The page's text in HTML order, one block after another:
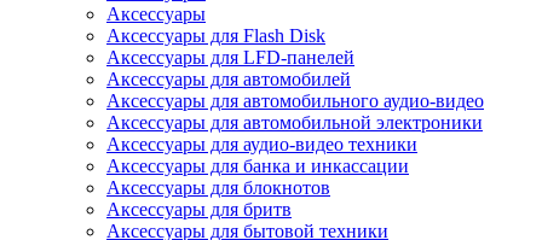
Аксессуары
Аксессуары для Flash Disk
Аксессуары для LFD-панелей
Аксессуары для автомобилей
Аксессуары для автомобильного аудио-видео
Аксессуары для автомобильной электроники
Аксессуары для аудио-видео техники
Аксессуары для банка и инкассации
Аксессуары для блокнотов
Аксессуары для бритв
Аксессуары для бытовой техники